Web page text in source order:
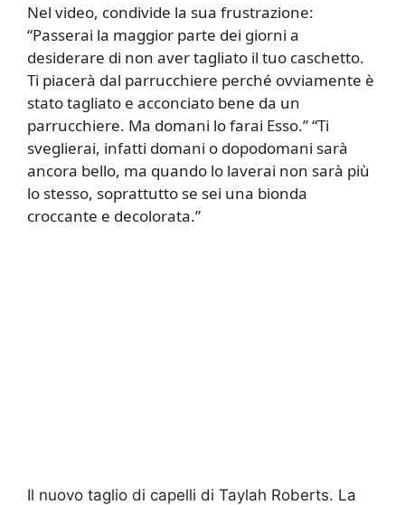
Nel video, condivide la sua frustrazione:
“Passerai la maggior parte dei giorni a
desiderare di non aver tagliato il tuo caschetto.
Ti piacerà dal parrucchiere perché ovviamente è
stato tagliato e acconciato bene da un
parrucchiere. Ma domani lo farai Esso.” “Ti
sveglierai, infatti domani o dopodomani sarà
ancora bello, ma quando lo laverai non sarà più
lo stesso, soprattutto se sei una bionda
croccante e decolorata.”
Il nuovo taglio di capelli di Taylah Roberts. La